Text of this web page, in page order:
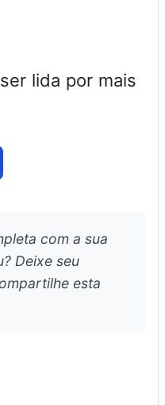
lida por mais
com a sua
Deixe seu
esta